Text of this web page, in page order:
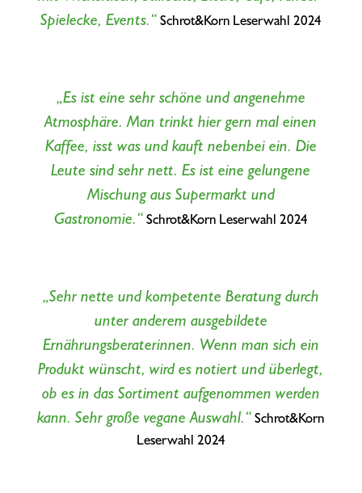
Spielecke, Events.“Schrot&Korn Leserwahl 2024
„Es ist eine sehr schöne und angenehme
Atmosphäre. Man trinkt hier gern mal einen
Kaffee, isst was und kauft nebenbei ein. Die
Leute sind sehr nett. Es ist eine gelungene
Mischung aus Supermarkt und
Gastronomie.“Schrot&Korn Leserwahl 2024
„Sehr nette und kompetente Beratung durch
unter anderem ausgebildete
Ernährungsberaterinnen. Wenn man sich ein
Produkt wünscht, wird es notiert und überlegt,
ob es in das Sortiment aufgenommen werden
kann. Sehr große vegane Auswahl.“Schrot&Korn
Leserwahl 2024